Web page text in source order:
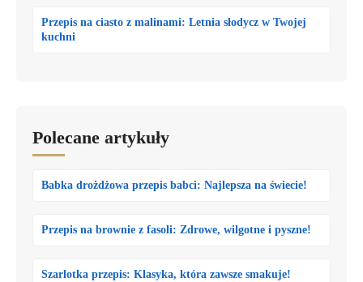
Przepis na ciasto z malinami: Letnia słodycz w Twojej
kuchni
Polecane artykuły
Babka drożdżowa przepis babci: Najlepsza na świecie!
Przepis na brownie z fasoli: Zdrowe, wilgotne i pyszne!
Szarlotka przepis: Klasyka, która zawsze smakuje!